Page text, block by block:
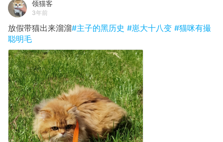
领猫客
3年前
放假带猫出来溜溜#主子的黑历史 #崽大十八变 #猫咪有撮
聪明毛